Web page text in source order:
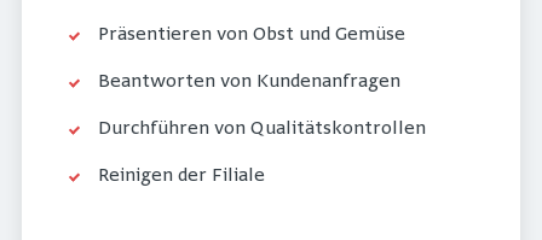
Präsentieren von Obst und Gemüse
Beantworten von Kundenanfragen
Durchführen von Qualitätskontrollen
Reinigen der Filiale